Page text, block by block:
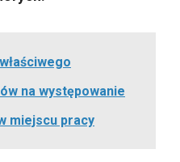
na występowanie
miejscu pracy